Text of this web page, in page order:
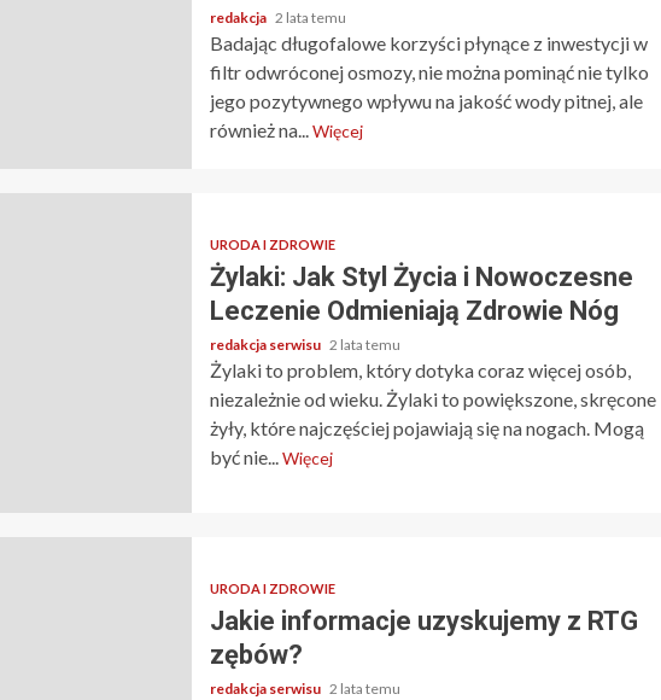
redakcja 2 lata temu
Badając długofalowe korzyści płynące z inwestycji w
filtr odwróconej osmozy, nie można pominąć nie tylko
jego pozytywnego wpływu na jakość wody pitnej, ale
również na... Więcej
URODA I ZDROWIE
Żylaki: Jak Styl Życia i Nowoczesne
Leczenie Odmieniają Zdrowie Nóg
redakcja serwisu 2 lata temu
Żylaki to problem, który dotyka coraz więcej osób,
niezależnie od wieku. Żylaki to powiększone, skręcone
żyły, które najczęściej pojawiają się na nogach. Mogą
być nie... Więcej
URODA I ZDROWIE
Jakie informacje uzyskujemy z RTG
zębów?
redakcja serwisu 2 lata temu